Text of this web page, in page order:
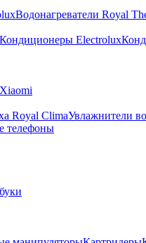
Водонагреватели Royal
Кондиционеры Electrolux
Royal ClimaУвлажнители
телефоны